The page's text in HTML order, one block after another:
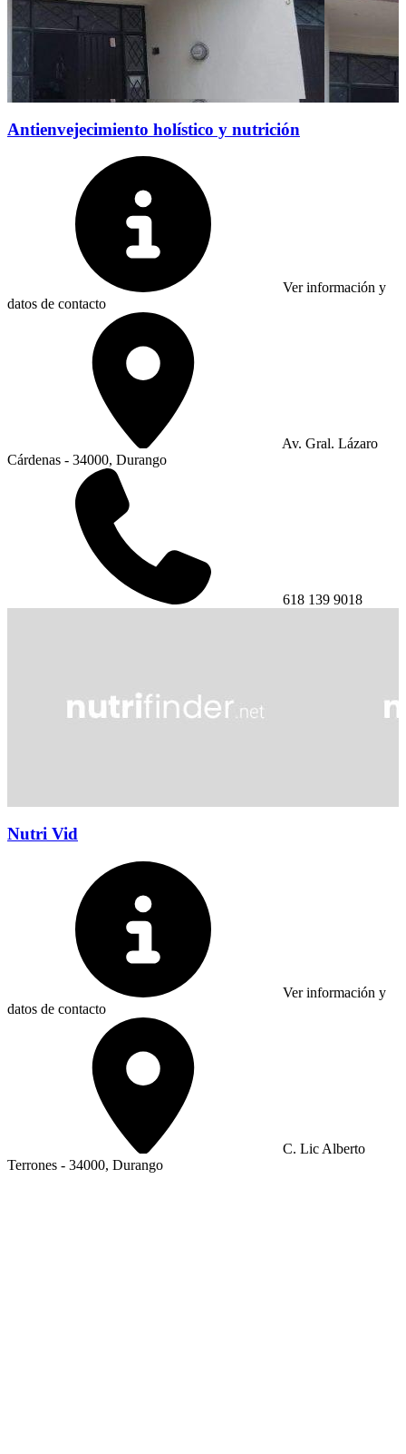
Antienvejecimiento holístico y nutrición
Ver información y
datos de contacto
Av. Gral. Lázaro
Cárdenas - 34000, Durango
618 139 9018
Nutri Vid
Ver información y
datos de contacto
C. Lic Alberto
Terrones - 34000, Durango